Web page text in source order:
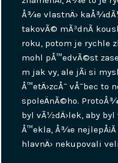
Å¾e vlastnÄ›
takovÃ© mÃ³dnÃ­
roku, potom je rychle
mohl pÅ™edvÃ©st
m jak vy, ale jÃ¡ si
Å™etÄ›zcÅ¯ vÅ¯bec to
spoleÄnÃ©ho.
byl vÃ½dÄ›lek, aby
Å™ekla, Å¾e
hlavnÄ› nekupovali